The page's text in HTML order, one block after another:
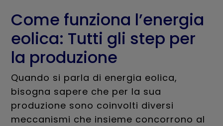
Come funziona l’energia
eolica: Tutti gli step per
la produzione
Quando si parla di energia eolica,
bisogna sapere che per la sua
produzione sono coinvolti diversi
meccanismi che insieme concorrono al